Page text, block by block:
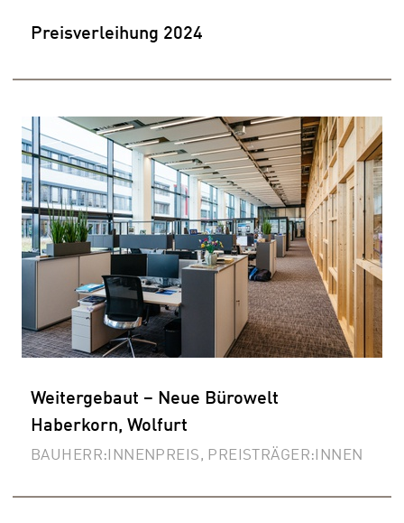
Preisverleihung 2024
Weitergebaut – Neue Bürowelt
Haberkorn, Wolfurt
BAUHERR:INNENPREIS, PREISTRÄGER:INNEN